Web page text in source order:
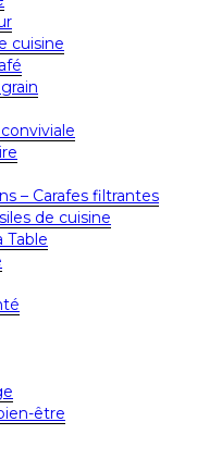
cuisine
– Carafes filtrantes
de cuisine
Table
être